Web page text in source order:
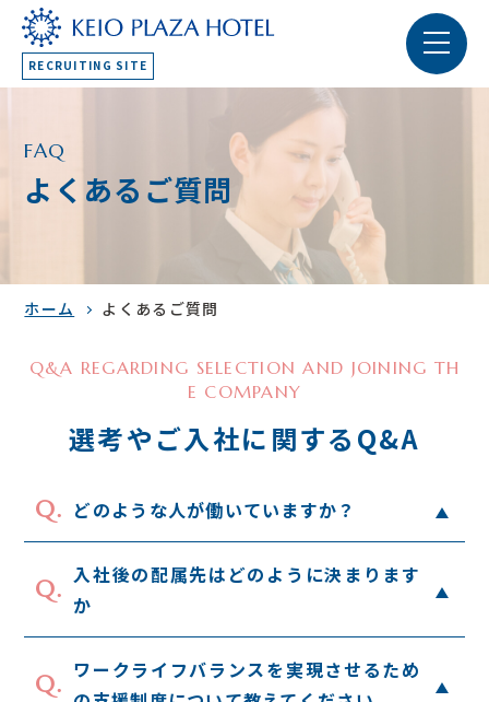
RECRUITING SITE
FAQ
よくあるご質問
ホーム よくあるご質問
Q&A REGARDING SELECTION AND JOINING TH
E COMPANY
選考やご入社に関するQ&A
Q. どのような人が働いていますか？
Q. 入社後の配属先はどのように決まります
か
Q. ワークライフバランスを実現させるため